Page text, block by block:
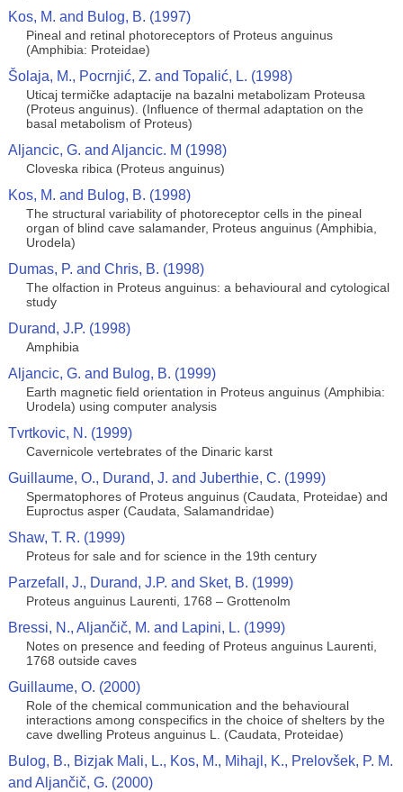
Kos, M. and Bulog, B. (1997)
Pineal and retinal photoreceptors of Proteus anguinus
(Amphibia: Proteidae)
Šolaja, M., Pocrnjić, Z. and Topalić, L. (1998)
Uticaj termičke adaptacije na bazalni metabolizam Proteusa
(Proteus anguinus). (Influence of thermal adaptation on the
basal metabolism of Proteus)
Aljancic, G. and Aljancic. M (1998)
Cloveska ribica (Proteus anguinus)
Kos, M. and Bulog, B. (1998)
The structural variability of photoreceptor cells in the pineal
organ of blind cave salamander, Proteus anguinus (Amphibia,
Urodela)
Dumas, P. and Chris, B. (1998)
The olfaction in Proteus anguinus: a behavioural and cytological
study
Durand, J.P. (1998)
Amphibia
Aljancic, G. and Bulog, B. (1999)
Earth magnetic field orientation in Proteus anguinus (Amphibia:
Urodela) using computer analysis
Tvrtkovic, N. (1999)
Cavernicole vertebrates of the Dinaric karst
Guillaume, O., Durand, J. and Juberthie, C. (1999)
Spermatophores of Proteus anguinus (Caudata, Proteidae) and
Euproctus asper (Caudata, Salamandridae)
Shaw, T. R. (1999)
Proteus for sale and for science in the 19th century
Parzefall, J., Durand, J.P. and Sket, B. (1999)
Proteus anguinus Laurenti, 1768 – Grottenolm
Bressi, N., Aljančič, M. and Lapini, L. (1999)
Notes on presence and feeding of Proteus anguinus Laurenti,
1768 outside caves
Guillaume, O. (2000)
Role of the chemical communication and the behavioural
interactions among conspecifics in the choice of shelters by the
cave dwelling Proteus anguinus L. (Caudata, Proteidae)
Bulog, B., Bizjak Mali, L., Kos, M., Mihajl, K., Prelovšek, P. M.
and Aljančič, G. (2000)